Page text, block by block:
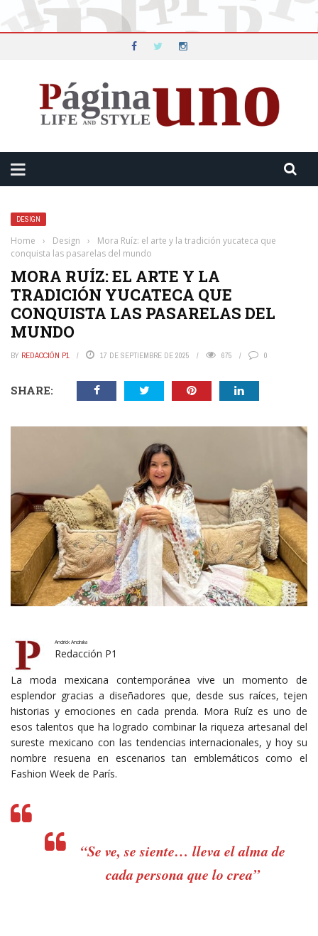
DESIGN
Home › Design ›
Mora Ruíz: el arte y la tradición yucateca que
conquista las pasarelas del mundo
MORA RUÍZ: EL ARTE Y LA
TRADICIÓN YUCATECA QUE
CONQUISTA LAS PASARELAS DEL
MUNDO
BY REDACCIÓN P1 17 DE SEPTIEMBRE DE 2025 675 0
SHARE:
Andrick Andraka
Redacción P1
La moda mexicana contemporánea vive un momento de
esplendor gracias a diseñadores que, desde sus raíces, tejen
historias y emociones en cada prenda. Mora Ruíz es uno de
esos talentos que ha logrado combinar la riqueza artesanal del
sureste mexicano con las tendencias internacionales, y hoy su
nombre resuena en escenarios tan emblemáticos como el
Fashion Week de París.
“Se ve, se siente… lleva el alma de
cada persona que lo crea”